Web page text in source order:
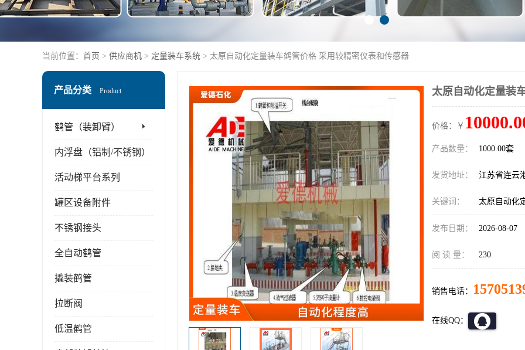
当前位置： 首页 > 供应商机 > 定量装车系统 > 太原自动化定量装车鹤管价格 采用较精密仪表和传感器
产品分类 Product
鹤管（装卸臂）
内浮盘（铝制/不锈钢）
活动梯平台系列
罐区设备附件
不锈钢接头
全自动鹤管
撬装鹤管
拉断阀
低温鹤管
太原自动化定量装
价格：￥
产品数量： 1000.00套
发货地址： 江苏省连
关键词： 太原自动化
发布日期： 2026-08-07
阅 读 量： 230
销售电话：
在线QQ：